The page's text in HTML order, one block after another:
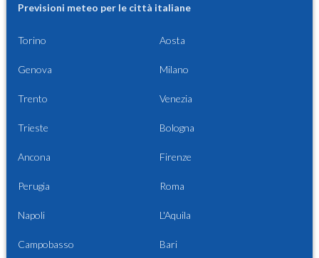
Previsioni meteo per le città italiane
Torino Aosta
Genova Milano
Trento Venezia
Trieste Bologna
Ancona Firenze
Perugia Roma
Napoli L'Aquila
Campobasso Bari